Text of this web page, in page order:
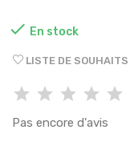
 En stock
LISTE DE SOUHAITS
Pas encore d'avis